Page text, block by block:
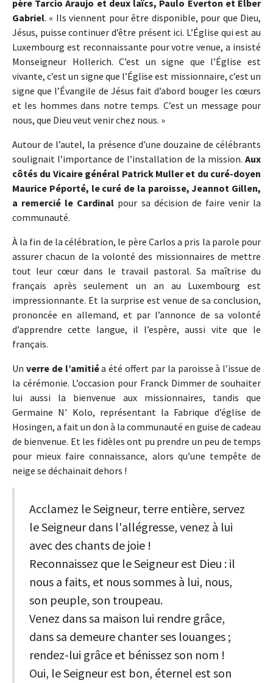
père Tarcio Araujo et deux laïcs, Paulo Everton et Elber
Gabriel. « Ils viennent pour être disponible, pour que Dieu,
Jésus, puisse continuer d’être présent ici. L’Église qui est au
Luxembourg est reconnaissante pour votre venue, a insisté
Monseigneur Hollerich. C’est un signe que l’Église est
vivante, c’est un signe que l’Église est missionnaire, c’est un
signe que l’Évangile de Jésus fait d’abord bouger les cœurs
et les hommes dans notre temps. C’est un message pour
nous, que Dieu veut venir chez nous. »
Autour de l’autel, la présence d’une douzaine de célébrants
soulignait l’importance de l’installation de la mission. Aux
côtés du Vicaire général Patrick Muller et du curé-doyen
Maurice Péporté, le curé de la paroisse, Jeannot Gillen,
a remercié le Cardinal pour sa décision de faire venir la
communauté.
À la fin de la célébration, le père Carlos a pris la parole pour
assurer chacun de la volonté des missionnaires de mettre
tout leur cœur dans le travail pastoral. Sa maîtrise du
français après seulement un an au Luxembourg est
impressionnante. Et la surprise est venue de sa conclusion,
prononcée en allemand, et par l’annonce de sa volonté
d’apprendre cette langue, il l’espère, aussi vite que le
français.
Un verre de l’amitiéa été offert par la paroisse à l’issue de
la cérémonie. L’occasion pour Franck Dimmer de souhaiter
lui aussi la bienvenue aux missionnaires, tandis que
Germaine N' Kolo, représentant la Fabrique d’église de
Hosingen, a fait un don à la communauté en guise de cadeau
de bienvenue. Et les fidèles ont pu prendre un peu de temps
pour mieux faire connaissance, alors qu’une tempête de
neige se déchainait dehors !
Acclamez le Seigneur, terre entière, servez
le Seigneur dans l'allégresse, venez à lui
avec des chants de joie !
Reconnaissez que le Seigneur est Dieu : il
nous a faits, et nous sommes à lui, nous,
son peuple, son troupeau.
Venez dans sa maison lui rendre grâce,
dans sa demeure chanter ses louanges ;
rendez-lui grâce et bénissez son nom !
Oui, le Seigneur est bon, éternel est son